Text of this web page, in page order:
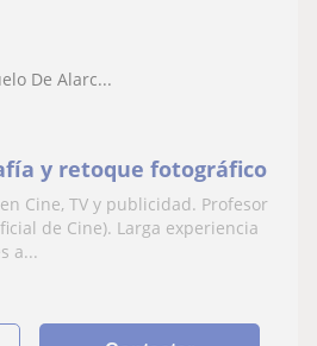
De Alarc...
y retoque fotográfico
Cine, TV y publicidad. Profesor
de Cine). Larga experiencia
a...